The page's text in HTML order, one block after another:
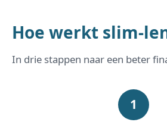
Hoe werkt slim-
In drie stappen naar een beter